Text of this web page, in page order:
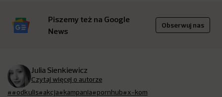
Piszemy też na Google
News
Obserwuj nas
Julia Sienkiewicz
Czytaj więcej o autorze
##odkulis#akcja#kampania#pornhub#x-kom